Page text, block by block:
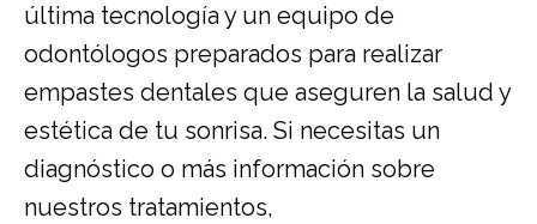
última tecnología y un equipo de
odontólogos preparados para realizar
empastes dentales que aseguren la salud y
estética de tu sonrisa. Si necesitas un
diagnóstico o más información sobre
nuestros tratamientos,